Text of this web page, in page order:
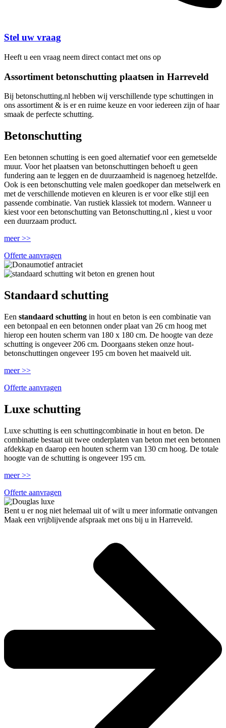
Stel uw vraag
Heeft u een vraag neem direct contact met ons op
Assortiment betonschutting plaatsen in Harreveld
Bij betonschutting.nl hebben wij verschillende type schuttingen in
ons assortiment & is er en ruime keuze en voor iedereen zijn of haar
smaak de perfecte schutting.
Betonschutting
Een betonnen schutting is een goed alternatief voor een gemetselde
muur. Voor het plaatsen van betonschuttingen behoeft u geen
fundering aan te leggen en de duurzaamheid is nagenoeg hetzelfde.
Ook is een betonschutting vele malen goedkoper dan metselwerk en
met de verschillende motieven en kleuren is er voor elke stijl een
passende combinatie. Van rustiek klassiek tot modern. Wanneer u
kiest voor een betonschutting van Betonschutting.nl , kiest u voor
een duurzaam product.
meer >>
Offerte aanvragen
Standaard schutting
Een standaard schutting in hout en beton is een combinatie van
een betonpaal en een betonnen onder plaat van 26 cm hoog met
hierop een houten scherm van 180 x 180 cm. De hoogte van deze
schutting is ongeveer 206 cm. Doorgaans steken onze hout-
betonschuttingen ongeveer 195 cm boven het maaiveld uit.
meer >>
Offerte aanvragen
Luxe schutting
Luxe schutting is een schuttingcombinatie in hout en beton. De
combinatie bestaat uit twee onderplaten van beton met een betonnen
afdekkap en daarop een houten scherm van 130 cm hoog. De totale
hoogte van de schutting is ongeveer 195 cm.
meer >>
Offerte aanvragen
Bent u er nog niet helemaal uit of wilt u meer informatie ontvangen
Maak een vrijblijvende afspraak met ons bij u in Harreveld.